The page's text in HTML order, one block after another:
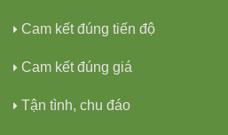
Cam kết đúng tiến độ
Cam kết đúng giá
Tận tình, chu đáo